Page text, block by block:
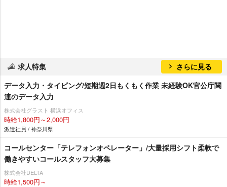
求人特集
さらに見る
データ入力・タイピング/短期週2日もくもく作業 未経験OK官公庁関
連のデータ入力
株式会社グラスト 横浜オフィス
時給1,800円～2,000円
派遣社員 / 神奈川県
コールセンター「テレフォンオペレーター」/大量採用シフト柔軟で
働きやすいコールスタッフ大募集
株式会社DELTA
時給1,500円～